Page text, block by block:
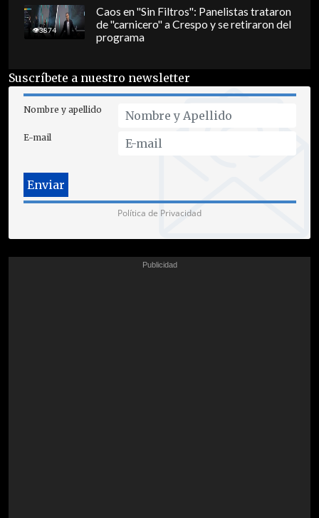
3874
Caos en "Sin Filtros": Panelistas trataron
de "carnicero" a Crespo y se retiraron del
programa
Suscríbete a nuestro newsletter
Nombre y apellido
E-mail
Política de Privacidad